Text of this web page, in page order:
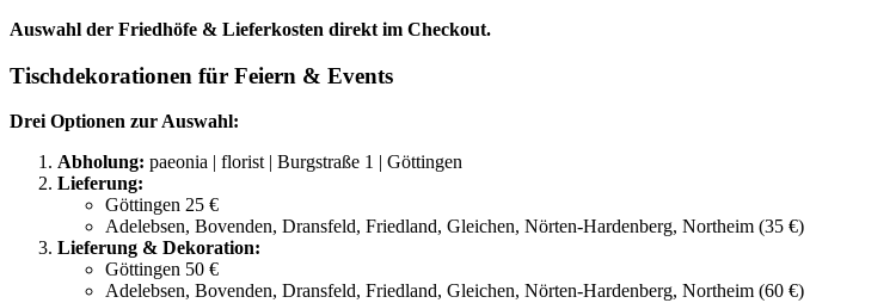
Auswahl der Friedhöfe & Lieferkosten direkt im Checkout.
Tischdekorationen für Feiern & Events
Drei Optionen zur Auswahl:
Abholung: paeonia | florist | Burgstraße 1 | Göttingen
Lieferung:
Göttingen 25 €
Adelebsen, Bovenden, Dransfeld, Friedland, Gleichen, Nörten-Hardenberg, Northeim (35 €)
Lieferung & Dekoration:
Göttingen 50 €
Adelebsen, Bovenden, Dransfeld, Friedland, Gleichen, Nörten-Hardenberg, Northeim (60 €)